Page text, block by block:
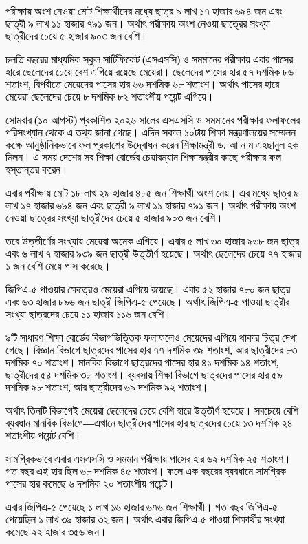
পরীক্ষায় অংশ নেওয়া মোট শিক্ষার্থীদের মধ্যে ছাত্র ৯ লাখ ১৭ হাজার ৬৯৪ জন এবং
ছাত্রী ৯ লাখ ১১ হাজার ৭৯১ জন। অর্থাৎ পরীক্ষায় অংশ নেওয়া ছাত্রের সংখ্যা
ছাত্রীদের চেয়ে ৫ হাজার ৯০৩ জন বেশি।
চলতি বছরের মাধ্যমিক স্কুল সার্টিফিকেট (এসএসসি) ও সমমানের পরীক্ষায় এবার পাসের
হারে ছেলেদের চেয়ে বেশ এগিয়ে রয়েছে মেয়েরা। ছেলেদের পাসের হার ৫৭ দশমিক ৮৬
শতাংশ, বিপরীতে মেয়েদের পাসের হার ৬৬ দশমিক ৬৮ শতাংশ। অর্থাৎ পাসের হারে
মেয়েরা ছেলেদের চেয়ে ৮ দশমিক ৮২ শতাংশীয় পয়েন্ট এগিয়ে।
সোমবার (১০ আগস্ট) প্রকাশিত ২০২৬ সালের এসএসসি ও সমমানের পরীক্ষার ফলাফলের
পরিসংখ্যান থেকে এ তথ্য জানা গেছে। এদিন সকাল ১০টায় শিক্ষা মন্ত্রণালয়ের সম্মেলন
কক্ষে আনুষ্ঠানিকভাবে ফল প্রকাশের উদ্বোধন করেন শিক্ষামন্ত্রী ড. আ ন ম এহছানুল হক
মিলন। এ সময় দেশের সব শিক্ষা বোর্ডের চেয়ারম্যান শিক্ষামন্ত্রীর কাছে পরীক্ষার ফল
হস্তান্তর করেন।
এবার পরীক্ষায় মোট ১৮ লাখ ২৯ হাজার ৪৮৫ জন শিক্ষার্থী অংশ নেয়। এর মধ্যে ছাত্র ৯
লাখ ১৭ হাজার ৬৯৪ জন এবং ছাত্রী ৯ লাখ ১১ হাজার ৭৯১ জন। অর্থাৎ পরীক্ষায় অংশ
নেওয়া ছাত্রের সংখ্যা ছাত্রীদের চেয়ে ৫ হাজার ৯০৩ জন বেশি।
তবে উত্তীর্ণের সংখ্যায় মেয়েরা অনেক এগিয়ে। এবার ৫ লাখ ৩০ হাজার ৯৩৮ জন ছাত্র
এবং ৬ লাখ ৭ হাজার ৯৩৯ জন ছাত্রী উত্তীর্ণ হয়েছে। অর্থাৎ ছেলেদের চেয়ে ৭৭ হাজার
১ জন বেশি মেয়ে পাস করেছে।
জিপিএ-৫ পাওয়ার ক্ষেত্রেও মেয়েরা এগিয়ে রয়েছে। এবার ৫২ হাজার ৭৮০ জন ছাত্র
এবং ৬৩ হাজার ৮৯৬ জন ছাত্রী জিপিএ-৫ পেয়েছে। অর্থাৎ জিপিএ-৫ পাওয়া ছাত্রীর
সংখ্যা ছাত্রদের চেয়ে ১১ হাজার ১১৬ জন বেশি।
৯টি সাধারণ শিক্ষা বোর্ডের বিভাগভিত্তিক ফলাফলেও মেয়েদের এগিয়ে থাকার চিত্র দেখা
গেছে। বিজ্ঞান বিভাগে ছাত্রদের পাসের হার ৭৭ দশমিক ৩৯ শতাংশ, আর ছাত্রীদের ৮৩
দশমিক ৭০ শতাংশ। মানবিক বিভাগে ছাত্রদের পাসের হার ৪১ দশমিক ১৪ শতাংশ,
ছাত্রীদের ৫৪ দশমিক ৩৮ শতাংশ। ব্যবসায় শিক্ষা বিভাগে ছাত্রদের পাসের হার ৫৯
দশমিক ৯৮ শতাংশ, আর ছাত্রীদের ৬৯ দশমিক ৯২ শতাংশ।
অর্থাৎ তিনটি বিভাগেই মেয়েরা ছেলেদের চেয়ে বেশি হারে উত্তীর্ণ হয়েছে। সবচেয়ে বেশি
ব্যবধান মানবিক বিভাগে—এখানে ছাত্রীদের পাসের হার ছাত্রদের চেয়ে ১৩ দশমিক ২৪
শতাংশীয় পয়েন্ট বেশি।
সামগ্রিকভাবে এবার এসএসসি ও সমমান পরীক্ষায় পাসের হার ৬২ দশমিক ২৫ শতাংশ।
গত বছর এই হার ছিল ৬৮ দশমিক ৪৫ শতাংশ। ফলে এক বছরের ব্যবধানে সামগ্রিক
পাসের হার কমেছে ৬ দশমিক ২০ শতাংশীয় পয়েন্ট।
এবার জিপিএ-৫ পেয়েছে ১ লাখ ১৬ হাজার ৬৭৬ জন শিক্ষার্থী। গত বছর জিপিএ-৫
পেয়েছিল ১ লাখ ৩৯ হাজার ৩২ জন। অর্থাৎ এবার জিপিএ-৫ পাওয়া শিক্ষার্থীর সংখ্যা
কমেছে ২২ হাজার ৩৫৬ জন।